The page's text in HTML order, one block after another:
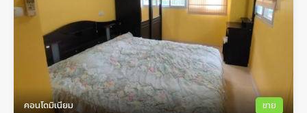
คอนโดมิเนียม ขาย